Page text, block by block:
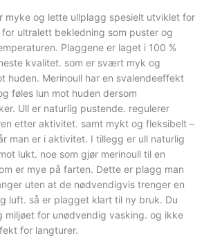
myke og lette ullplagg spesielt utviklet for
ultralett bekledning som puster og
Plaggene er laget i 100 %
kvalitet. som er svært myk og
huden. Merinoull har en svalendeeffekt
føles lun mot huden dersom
Ull er naturlig pustende. regulerer
etter aktivitet. samt mykt og fleksibelt –
man er i aktivitet. I tillegg er ull naturlig
lukt. noe som gjør merinoull til en
er mye på farten. Dette er plagg man
uten at de nødvendigvis trenger en
luft. så er plagget klart til ny bruk. Du
miljøet for unødvendig vasking. og ikke
for langturer.